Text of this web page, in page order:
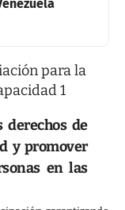
derechos de
y promover
en las